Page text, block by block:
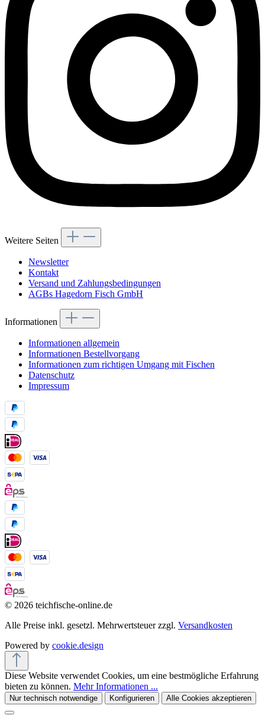
Weitere Seiten
Newsletter
Kontakt
Versand und Zahlungsbedingungen
AGBs Hagedorn Fisch GmbH
Informationen
Informationen allgemein
Informationen Bestellvorgang
Informationen zum richtigen Umgang mit Fischen
Datenschutz
Impressum
© 2026 teichfische-online.de
Alle Preise inkl. gesetzl. Mehrwertsteuer zzgl. Versandkosten
Powered by cookie.design
Diese Website verwendet Cookies, um eine bestmögliche Erfahrung
bieten zu können. Mehr Informationen ...
Nur technisch notwendige Konfigurieren Alle Cookies akzeptieren